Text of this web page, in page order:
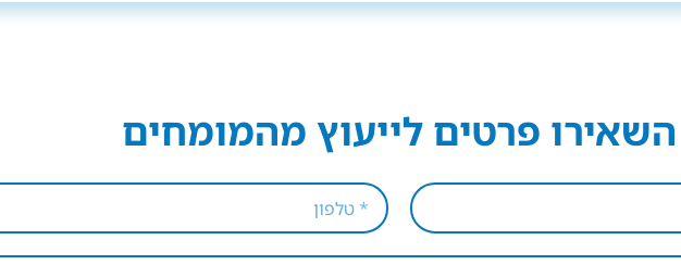
השאירו פרטים לייעוץ מהמומחים